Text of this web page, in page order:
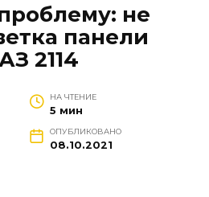
не
панели
2114
НА ЧТЕНИЕ
5 мин
ОПУБЛИКОВАНО
08.10.2021